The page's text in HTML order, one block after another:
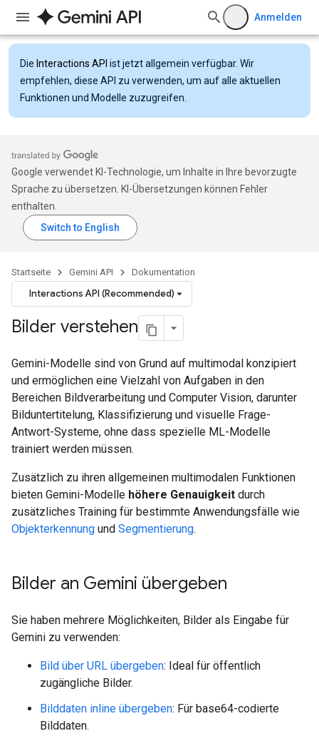
Anmelden
Die Interactions API ist jetzt allgemein verfügbar. Wir
empfehlen, diese API zu verwenden, um auf alle aktuellen
Funktionen und Modelle zuzugreifen.
Google verwendet KI-Technologie, um Inhalte in Ihre bevorzugte
Sprache zu übersetzen. KI-Übersetzungen können Fehler
enthalten.
Startseite Gemini API Dokumentation
Interactions API (Recommended)
Bilder verstehen
Gemini-Modelle sind von Grund auf multimodal konzipiert
und ermöglichen eine Vielzahl von Aufgaben in den
Bereichen Bildverarbeitung und Computer Vision, darunter
Bilduntertitelung, Klassifizierung und visuelle Frage-
Antwort-Systeme, ohne dass spezielle ML-Modelle
trainiert werden müssen.
Zusätzlich zu ihren allgemeinen multimodalen Funktionen
bieten Gemini-Modelle höhere Genauigkeit durch
zusätzliches Training für bestimmte Anwendungsfälle wie
Objekterkennung und Segmentierung.
Bilder an Gemini übergeben
Sie haben mehrere Möglichkeiten, Bilder als Eingabe für
Gemini zu verwenden:
Bild über URL übergeben: Ideal für öffentlich
zugängliche Bilder.
Bilddaten inline übergeben: Für base64-codierte
Bilddaten.